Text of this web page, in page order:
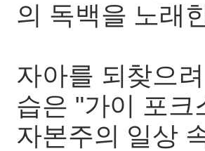
의 독백을 노래
자아를 되찾으
습은 "가이 포크
자본주의 일상